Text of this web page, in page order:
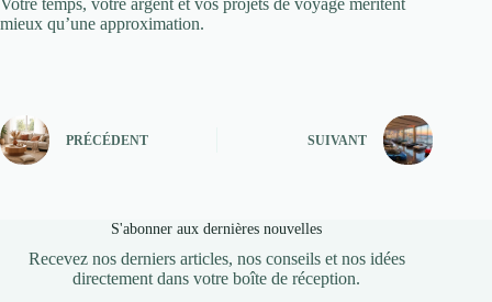
mieux qu’une approximation.
PRÉCÉDENT SUIVANT
S'abonner aux dernières nouvelles
Recevez nos derniers articles, nos conseils et nos idées
directement dans votre boîte de réception.